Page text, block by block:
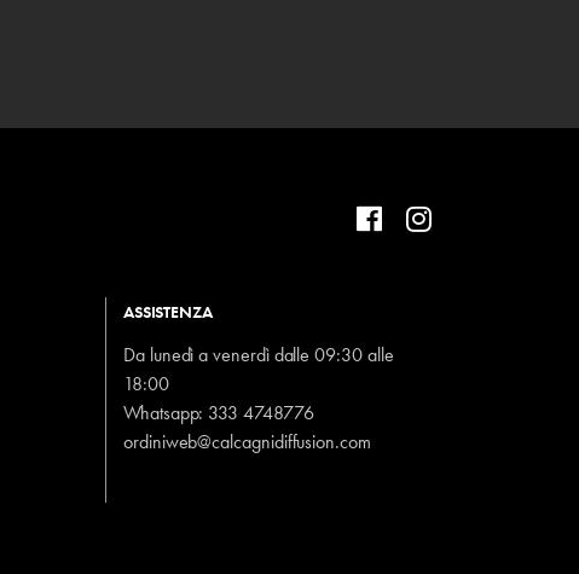
ASSISTENZA
Da lunedì a venerdì dalle 09:30 alle
18:00
Whatsapp: 333 4748776
ordiniweb@calcagnidiffusion.com